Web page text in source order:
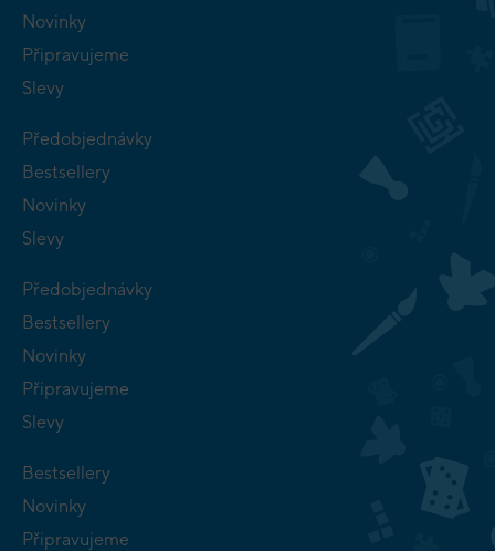
Novinky
Připravujeme
Slevy
Předobjednávky
Bestsellery
Novinky
Slevy
Předobjednávky
Bestsellery
Novinky
Připravujeme
Slevy
Bestsellery
Novinky
Připravujeme